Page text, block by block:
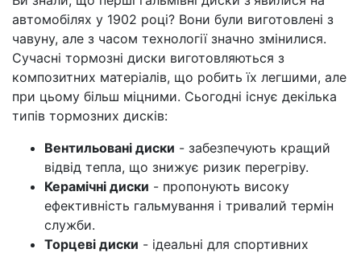
автомобілях у 1902 році? Вони були виготовлені з
чавуну, але з часом технології значно змінилися.
Сучасні тормозні диски виготовляються з
композитних матеріалів, що робить їх легшими, але
при цьому більш міцними. Сьогодні існує декілька
типів тормозних дисків:
Вентильовані диски - забезпечують кращий
відвід тепла, що знижує ризик перегріву.
Керамічні диски - пропонують високу
ефективність гальмування і тривалий термін
служби.
Торцеві диски - ідеальні для спортивних